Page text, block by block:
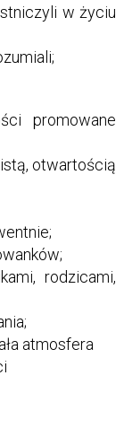
w życiu
promowane
otwartością
rodzicami,
atmosfera